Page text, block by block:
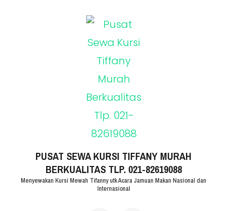
PUSAT SEWA KURSI TIFFANY MURAH
BERKUALITAS TLP. 021-82619088
Menyewakan Kursi Mewah Tifanny utk Acara Jamuan Makan Nasional dan
Internasional